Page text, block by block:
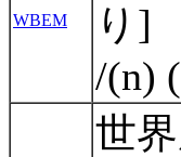
WBEM
り]
/(n)
世